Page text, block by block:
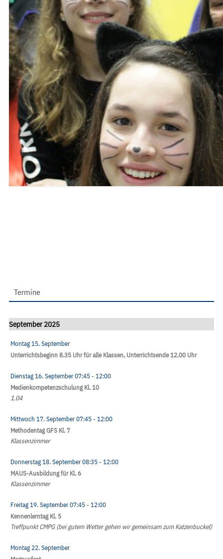
Termine
September 2025
Montag 15. September
Unterrichtsbeginn 8.35 Uhr für alle Klassen, Unterrichtsende 12.00 Uhr
Dienstag 16. September07:45- 12:00
Medienkompetenzschulung Kl. 10
1.04
Mittwoch 17. September07:45- 12:00
Methodentag GFS Kl. 7
Klassenzimmer
Donnerstag 18. September08:35- 12:00
MAUS-Ausbildung für Kl. 6
Klassenzimmer
Freitag 19. September07:45- 12:00
Kennenlerntag Kl. 5
Treffpunkt CMPG (bei gutem Wetter gehen wir gemeinsam zum Katzenbuckel)
Montag 22. September